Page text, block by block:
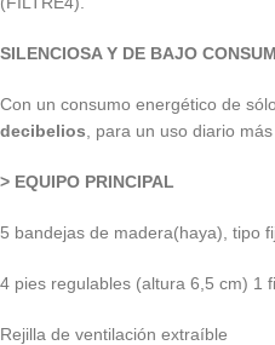
SILENCIOSA Y DE BAJO
Con un consumo energético de
decibelios , para un uso diario
> EQUIPO PRINCIPAL
5 bandejas de madera(haya), tipo
4 pies regulables (altura 6,5 cm) 1
Rejilla de ventilación extraíble